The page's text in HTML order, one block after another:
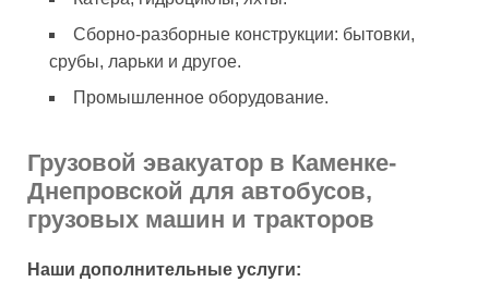
Сборно-разборные конструкции: бытовки,
срубы, ларьки и другое.
Промышленное оборудование.
Грузовой эвакуатор в Каменке-
Днепровской для автобусов,
грузовых машин и тракторов
Наши дополнительные услуги: